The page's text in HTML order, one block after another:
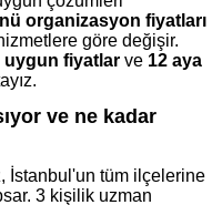
organizasyon fiyatları
göre değişir.
uygun fiyatlar ve 12 aya
ve ne kadar
İstanbul'un tüm ilçelerine
3 kişilik uzman